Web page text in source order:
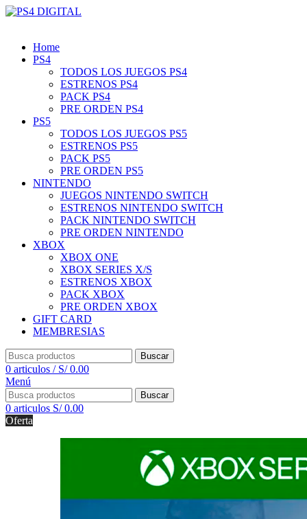
Home
PS4
TODOS LOS JUEGOS PS4
ESTRENOS PS4
PACK PS4
PRE ORDEN PS4
PS5
TODOS LOS JUEGOS PS5
ESTRENOS PS5
PACK PS5
PRE ORDEN PS5
NINTENDO
JUEGOS NINTENDO SWITCH
ESTRENOS NINTENDO SWITCH
PACK NINTENDO SWITCH
PRE ORDEN NINTENDO
XBOX
XBOX ONE
XBOX SERIES X/S
ESTRENOS XBOX
PACK XBOX
PRE ORDEN XBOX
GIFT CARD
MEMBRESIAS
Buscar
0 articulos / S/0.00
Menú
Buscar
0 articulos S/0.00
Oferta